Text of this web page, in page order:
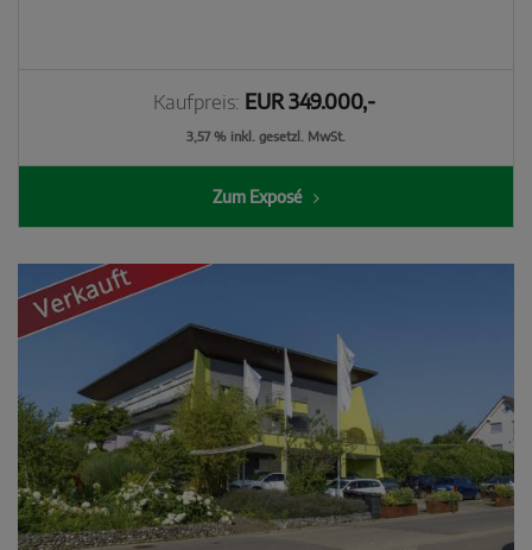
Kaufpreis: EUR 349.000,-
3,57 % inkl. gesetzl. MwSt.
Zum Exposé